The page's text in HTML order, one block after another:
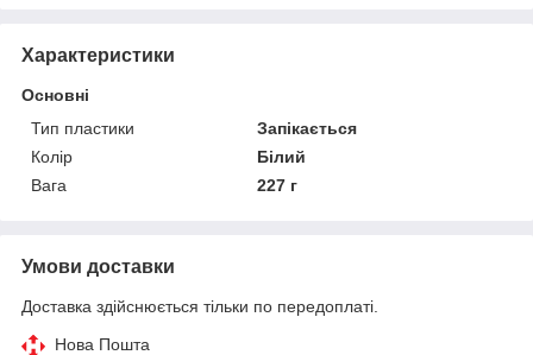
Характеристики
Основні
Тип пластики
Запікається
Колір
Білий
Вага
227 г
Умови доставки
Доставка здійснюється тільки по передоплаті.
Нова Пошта